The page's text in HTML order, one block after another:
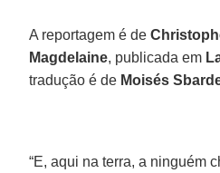
A reportagem é de
Magdelaine, publicada em
tradução é de Moisés
“E, aqui na terra, a ninguém